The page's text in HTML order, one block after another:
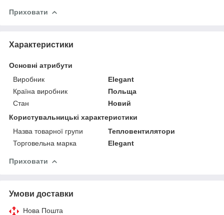
Приховати
Характеристики
Основні атрибути
Виробник
Elegant
Країна виробник
Польща
Стан
Новий
Користувальницькі характеристики
Назва товарної групи
Тепловентилятори
Торговельна марка
Elegant
Приховати
Умови доставки
Нова Пошта